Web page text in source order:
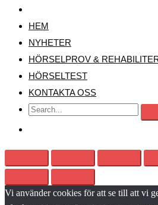
HEM
NYHETER
HÖRSELPROV &
HÖRSELTEST
KONTAKTA OSS
Vi använder cookies för att se till att vi